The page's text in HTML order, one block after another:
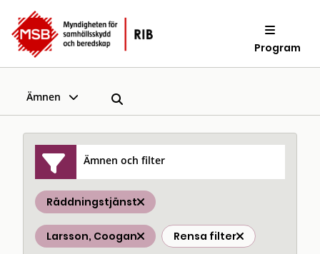
Program
Ämnen
Ämnen och filter
Räddningstjänst
Larsson, Coogan Rensa filter